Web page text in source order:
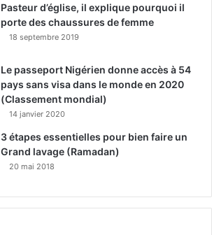
Pasteur d’église, il explique pourquoi il
porte des chaussures de femme
18 septembre 2019
Le passeport Nigérien donne accès à 54
pays sans visa dans le monde en 2020
(Classement mondial)
14 janvier 2020
3 étapes essentielles pour bien faire un
Grand lavage (Ramadan)
20 mai 2018